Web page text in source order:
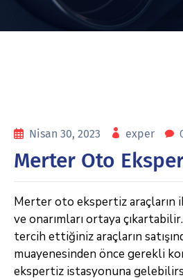
Nisan 30, 2023 exper
Merter Oto
Merter oto ekspertiz araçların
ve onarımları ortaya
tercih ettiğiniz araçların
muayenesinden önce gerekli
ekspertiz istasyonuna